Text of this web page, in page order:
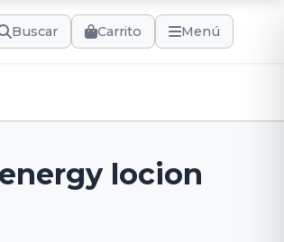
Buscar Carrito Menú
locion